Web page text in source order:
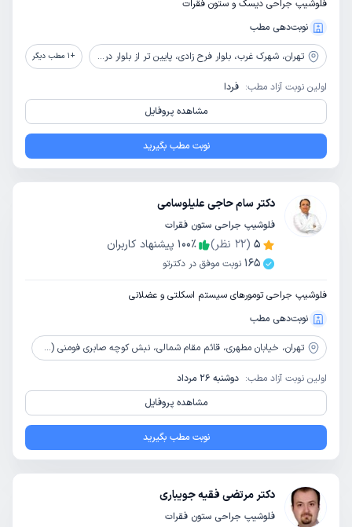
فلوشیپ جراحی دیسک و ستون فقرات
نوبت‌دهی مطب
تهران، شهرک غرب، بلوار فرح زادی، پایین تر از بلوار دریا، کوچه بوستان دوم شرقی، پلاک 1 واحد 1 +
1 مطب دیگر
اولین نوبت آزاد مطب: فردا
مشاهده پروفایل
نوبت مطب بگیرید
دکتر سام حاجی علیلوسامی
فلوشیپ جراحی ستون فقرات
5
(
22 نظر) 100٪
پیشنهاد کاربران
165 نوبت موفق در دکترتو
فلوشیپ جراحی تومورهای سیستم اسکلتی و عضلانی
نوبت‌دهی مطب
تهران، خیابان مطهری، قائم مقام شمالی، نبش کوچه صابری فومنی (چهارم)، ساختمان پزشکان 179، طبقه 3
اولین نوبت آزاد مطب: دوشنبه 26 مرداد
مشاهده پروفایل
نوبت مطب بگیرید
دکتر مرتضی فقیه جویباری
فلوشیپ جراحی ستون فقرات